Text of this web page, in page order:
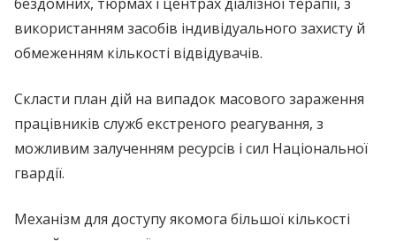
використанням засобів індивідуального захисту й
обмеженням кількості відвідувачів.
Скласти план дій на випадок масового зараження
працівників служб екстреного реагування, з
можливим залученням ресурсів і сил Національної
гвардії.
Механізм для доступу якомога більшої кількості